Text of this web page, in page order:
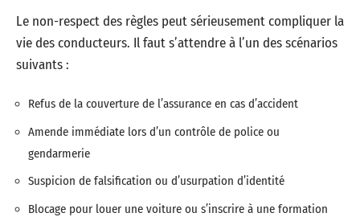
Le non-respect des règles peut sérieusement compliquer la
vie des conducteurs. Il faut s’attendre à l’un des scénarios
suivants :
Refus de la couverture de l’assurance en cas d’accident
Amende immédiate lors d’un contrôle de police ou
gendarmerie
Suspicion de falsification ou d’usurpation d’identité
Blocage pour louer une voiture ou s’inscrire à une formation